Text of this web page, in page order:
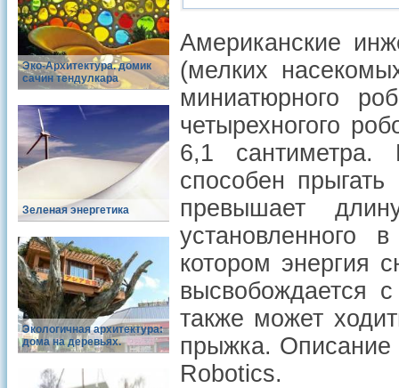
Эко-Архитектура. домик
сачин тендулкара
Зеленая энергетика
Экологичная архитектура:
дома на деревьях.
Американские
(мелких
миниатюрного
четырехногого
6,1 сантиметра.
способен
превышает
установленного
котором энергия
высвобождается
также может
прыжка. Описание
Robotics.